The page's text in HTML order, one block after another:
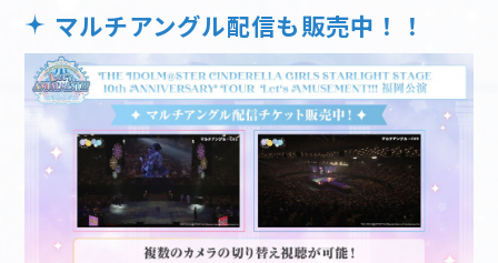
マルチアングル配信も販売中！！